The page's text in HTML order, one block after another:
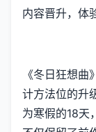
内容晋升，体
《冬日狂想
计方法位的升
为寒假的18天